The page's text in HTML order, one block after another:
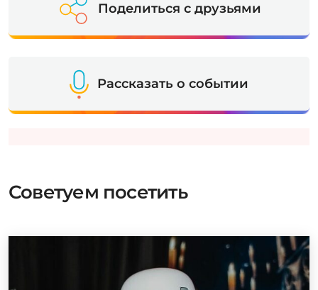
Поделиться с друзьями
Рассказать о событии
Советуем посетить